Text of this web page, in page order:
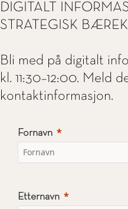
DIGITALT
STRATEGISK
Bli med på digitalt
kl. 11:30–12:00. Meld
kontaktinformasjon.
Fornavn
Etternavn